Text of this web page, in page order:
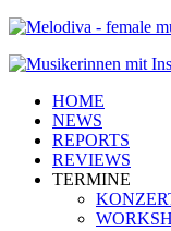
HOME
NEWS
REPORTS
REVIEWS
TERMINE